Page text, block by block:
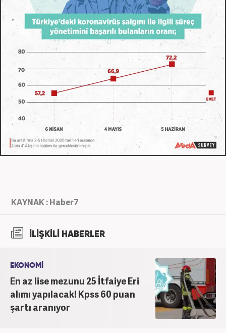
KAYNAK : Haber7
İLİŞKİLİ HABERLER
EKONOMİ
En az lise mezunu 25 İtfaiye Eri
alımı yapılacak! Kpss 60 puan
şartı aranıyor